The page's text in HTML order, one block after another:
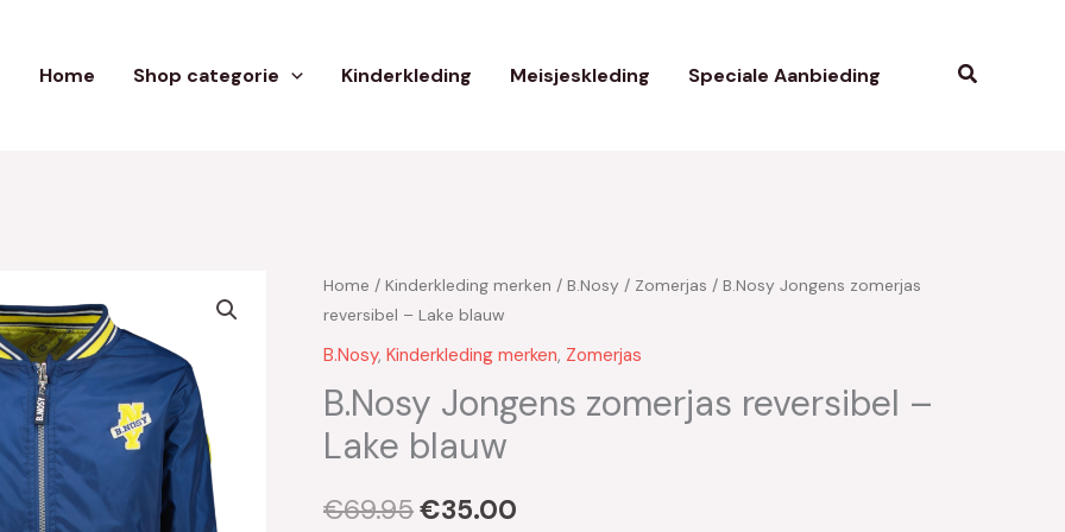
Home Shop categorie Kinderkleding Meisjeskleding Speciale Aanbieding Zoeken
Home / Kinderkleding merken / B.Nosy / Zomerjas / B.Nosy Jongens zomerjas
reversibel – Lake blauw
B.Nosy, Kinderkleding merken, Zomerjas
B.Nosy Jongens zomerjas reversibel –
Lake blauw
€69.95
Oorspronkelijke
prijs
was:
€69.95.
€35.00
Huidige
prijs
is: